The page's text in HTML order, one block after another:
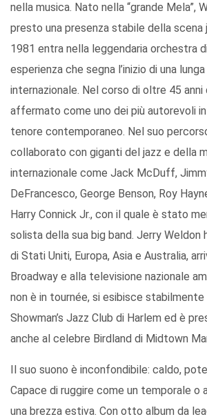
nella musica. Nato nella “grande Mela”,
presto una presenza stabile della scena
1981 entra nella leggendaria orchestra
esperienza che segna l’inizio di una
internazionale. Nel corso di oltre 45
affermato come uno dei più autorevoli
tenore contemporaneo. Nel suo
collaborato con giganti del jazz e della
internazionale come Jack McDuff,
DeFrancesco, George Benson, Roy
Harry Connick Jr., con il quale è stato
solista della sua big band. Jerry Weldon
di Stati Uniti, Europa, Asia e Australia,
Broadway e alla televisione nazionale
non è in tournée, si esibisce
Showman’s Jazz Club di Harlem ed è
anche al celebre Birdland di Midtown
Il suo suono è inconfondibile: caldo,
Capace di ruggire come un temporale o
una brezza estiva. Con otto album da